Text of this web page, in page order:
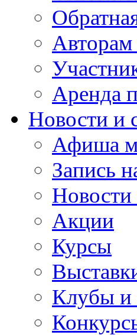
Авторам
Аренда
Новости и
Афиша
Запись
Акции
Курсы
Клубы и